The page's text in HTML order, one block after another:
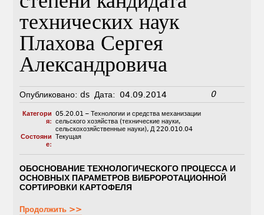
технических наук
Плахова Сергея
Александровича
Опубликовано: ds Дата: 04.09.2014 0
Категори
я:
05.20.01 – Технологии и средства механизации
сельского хозяйства (технические науки,
сельскохозяйственные науки), Д 220.010.04
Состояни
е:
Текущая
ОБОСНОВАНИЕ ТЕХНОЛОГИЧЕСКОГО ПРОЦЕССА И
ОСНОВНЫХ ПАРАМЕТРОВ ВИБРОРОТАЦИОННОЙ
СОРТИРОВКИ КАРТОФЕЛЯ
Продолжить >>